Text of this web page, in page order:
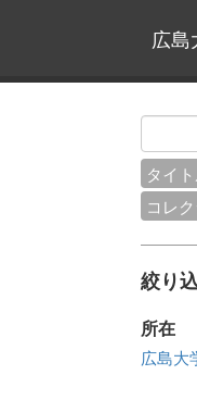
広
タイ
コレ
絞り
所在
広島大